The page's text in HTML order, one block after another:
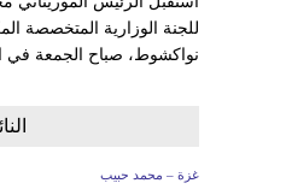
للجنة الوزارية المتخصصة
نواكشوط، صباح الجمعة في
غزة – محمد حبيب